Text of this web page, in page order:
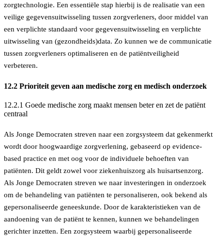
zorgtechnologie. Een essentiële stap hierbij is de realisatie van een
veilige gegevensuitwisseling tussen zorgverleners, door middel van
een verplichte standaard voor gegevensuitwisseling en verplichte
uitwisseling van (gezondheids)data. Zo kunnen we de communicatie
tussen zorgverleners optimaliseren en de patiëntveiligheid
verbeteren.
12.2 Prioriteit geven aan medische zorg en medisch onderzoek
12.2.1 Goede medische zorg maakt mensen beter en zet de patiënt
centraal
Als Jonge Democraten streven naar een zorgsysteem dat gekenmerkt
wordt door hoogwaardige zorgverlening, gebaseerd op evidence-
based practice en met oog voor de individuele behoeften van
patiënten. Dit geldt zowel voor ziekenhuiszorg als huisartsenzorg.
Als Jonge Democraten streven we naar investeringen in onderzoek
om de behandeling van patiënten te personaliseren, ook bekend als
gepersonaliseerde geneeskunde. Door de karakteristieken van de
aandoening van de patiënt te kennen, kunnen we behandelingen
gerichter inzetten. Een zorgsysteem waarbij gepersonaliseerde